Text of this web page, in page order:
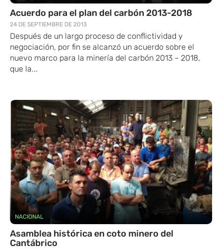
Acuerdo para el plan del carbón 2013-2018
24 DE SEPTIEMBRE DE 2013
Después de un largo proceso de conflictividad y
negociación, por fin se alcanzó un acuerdo sobre el
nuevo marco para la minería del carbón 2013 – 2018,
que la...
NACIONAL
Asamblea histórica en coto minero del
Cantábrico